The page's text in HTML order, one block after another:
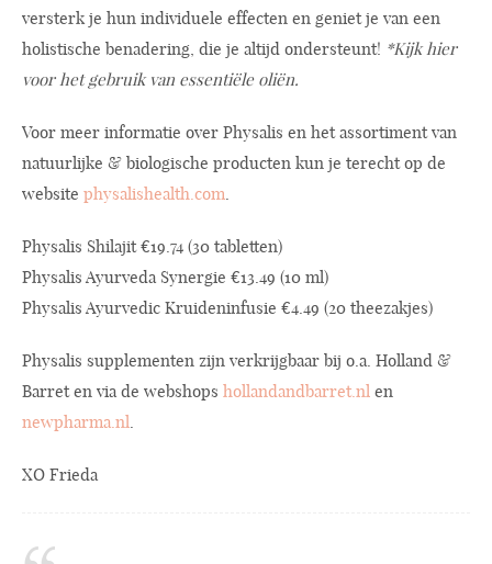
versterk je hun individuele effecten en geniet je van een
holistische benadering, die je altijd ondersteunt! *Kijk hier
voor het gebruik van essentiële oliën.
Voor meer informatie over Physalis en het assortiment van
natuurlijke & biologische producten kun je terecht op de
website physalishealth.com.
Physalis Shilajit €19.74 (30 tabletten)
Physalis Ayurveda Synergie €13.49 (10 ml)
Physalis Ayurvedic Kruideninfusie €4.49 (20 theezakjes)
Physalis supplementen zijn verkrijgbaar bij o.a. Holland &
Barret en via de webshops hollandandbarret.nl en
newpharma.nl.
XO Frieda